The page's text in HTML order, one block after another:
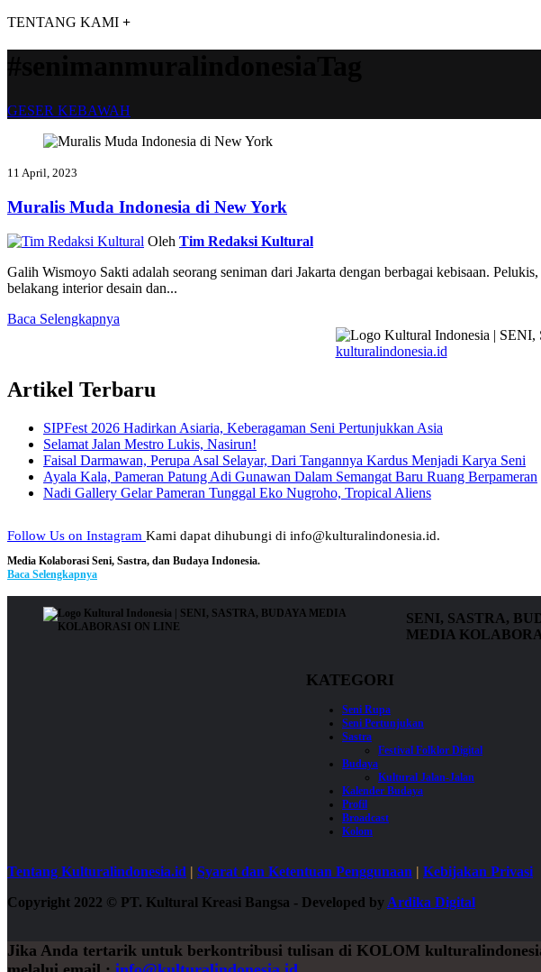
TENTANG KAMI +
GESER KEBAWAH
11 April, 2023
Muralis Muda Indonesia di New York
Oleh Tim Redaksi Kultural
Galih Wismoyo Sakti adalah seorang seniman dari Jakarta dengan berbagai kebisaan.
belakang interior desain dan...
Baca Selengkapnya
kulturalindonesia.id
Artikel Terbaru
SIPFest 2026 Hadirkan Asiaria, Keberagaman Seni Pertunjukkan Asia
Selamat Jalan Mestro Lukis, Nasirun!
Faisal Darmawan, Perupa Asal Selayar, Dari Tangannya Kardus Menjadi Karya Seni
Ayala Kala, Pameran Patung Adi Gunawan Dalam Semangat Baru Ruang Berpameran
Nadi Gallery Gelar Pameran Tunggal Eko Nugroho, Tropical Aliens
Follow Us on Instagram Kami dapat dihubungi di info@kulturalindonesia.id.
Media Kolaborasi Seni, Sastra, dan Budaya Indonesia.
Baca Selengkapnya
SENI, SASTRA,
MEDIA
KATEGORI
Seni Rupa
Seni Pertunjukan
Sastra
Festival Folklor Digital
Budaya
Kultural Jalan-Jalan
Kalender Budaya
Profil
Broadcast
Kolom
Tentang Kulturalindonesia.id | Syarat dan Ketentuan Penggunaan | Kebijakan Privasi
Copyright 2022 © PT. Kultural Kreasi Bangsa - Developed by Ardika Digital
Jika Anda tertarik untuk berkontribusi tulisan di KOLOM